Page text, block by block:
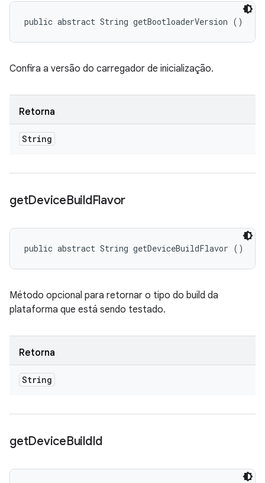
public abstract String getBootloaderVersion ()
Confira a versão do carregador de inicialização.
Retorna
String
getDeviceBuildFlavor
public abstract String getDeviceBuildFlavor ()
Método opcional para retornar o tipo do build da
plataforma que está sendo testado.
Retorna
String
getDeviceBuildId